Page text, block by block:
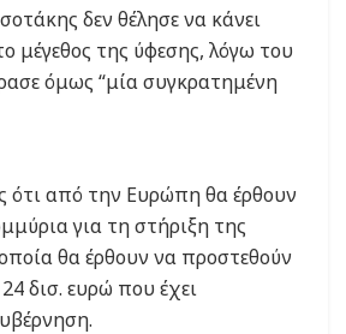
δεν θέλησε να κάνει
μέγεθος της ύφεσης, λόγω του
όμως “μία συγκρατημένη
ότι από την Ευρώπη θα έρθουν
για τη στήριξη της
θα έρθουν να προστεθούν
δισ. ευρώ που έχει